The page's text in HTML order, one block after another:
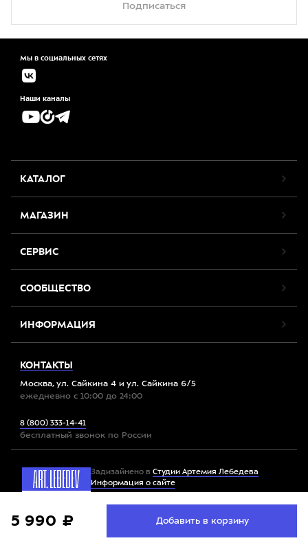
Подписаться
Мы в социальных сетях
Наши каналы
КАТАЛОГ
МАГАЗИН
СЕРВИС
СООБЩЕСТВО
ИНФОРМАЦИЯ
КОНТАКТЫ
Москва, ул. Сайкина 4 и ул. Сайкина 6/5
ежедневно с 10:00 до 24:00
8 (800) 333-14-41
бесплатный звонок по России
Задизайнено в Студии Артемия Лебедева
Информация о сайте
Все права защищены. 2012-2026 © Спорт-Марафон
сайтом, вы соглашаетесь с
условиями использования
Принять
5 990 ₽ Добавить в корзину